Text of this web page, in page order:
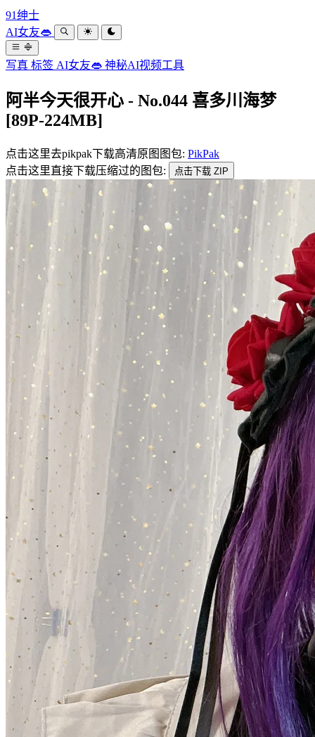
91绅士
AI女友👄
写真 标签 AI女友👄 神秘AI视频工具
阿半今天很开心 - No.044 喜多川海梦
[89P-224MB]
点击这里去pikpak下载高清原图图包: PikPak
点击这里直接下载压缩过的图包:
点击下载 ZIP